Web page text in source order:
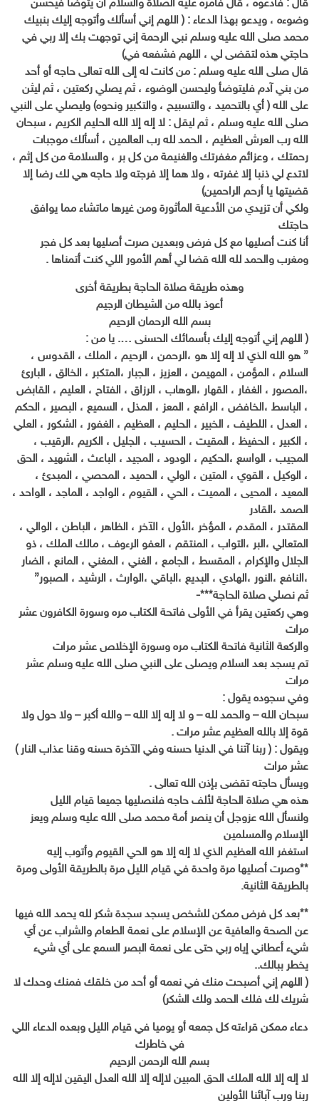
قال : فادعوه ، قال فأمره عليه الصلاة والسلام أن يتوضأ فيحسن
وضوءه ، ويدعو بهذا الدعاء : ( اللهم إني أسألك وأتوجه إليك بنبيك
محمد صلى الله عليه وسلم نبي الرحمة إني توجهت بك إلا ربي في
حاجتي هذه لتقضى لي ، اللهم فشفعه في)
قال صلى الله عليه وسلم : من كانت له إلى الله تعالى حاجه أو أحد
من بني آدم فليتوضأ وليحسن الوضوء ، ثم يصلي ركعتين ، ثم ليثن
على الله ( أي بالتحميد ، والتسبيح ، والتكبير ونحوه) وليصلي على النبي
صلى الله عليه وسلم ، ثم ليقل : لا إله إلا الله الحليم الكريم ، سبحان
الله رب العرش العظيم ، الحمد لله رب العالمين ، أسألك موجبات
رحمتك ، وعزائم مغفرتك والغنيمة من كل بر ، والسلامة من كل إثم ،
لاتدع لي ذنبا إلا غفرته ، ولا هما إلا فرجته ولا حاجه هي لك رضا إلا
قضيتها يا أرحم الراحمين)
ولكي أن تزيدي من الأدعية المأثورة ومن غيرها ماتشاء مما يوافق
حاجتك
أنا كنت أصليها مع كل فرض وبعدين صرت أصليها بعد كل فجر
ومغرب والحمد لله الله قضا لي أهم الأمور اللي كنت أتمناها .
وهذه طريقة صلاة الحاجة بطريقة أخرى
أعوذ بالله من الشيطان الرجيم
بسم الله الرحمان الرحيم
( اللهم إني أتوجه إليك بأسمائك الحسنى …. يا من :
” هو الله الذي لا إله إلا هو ،الرحمن ، الرحيم ، الملك ، القدوس ،
السلام ، المؤمن ، المهيمن ، العزيز ، الجبار ،المتكبر ، الخالق ، البارئ
،المصور ، الغفار ، القهار ،الوهاب ، الرزاق ، الفتاح ، العليم ، القابض
، الباسط ،الخافض ، الرافع ، المعز ، المذل ، السميع ، البصير ، الحكم
، العدل ، اللطيف ، الخبير ، الحليم ، العظيم ، الغفور ، الشكور ، العلي
، الكبير ، الحفيظ ، المقيت ، الحسيب ، الجليل ، الكريم ،الرقيب ،
المجيب ، الواسع ،الحكيم ، الودود ، المجيد ، الباعث ، الشهيد ، الحق
، الوكيل ، القوي ، المتين ، الولي ، الحميد ، المحصي ، المبدئ ،
المعيد ، المحيى ، المميت ، الحي ، القيوم ، الواجد ، الماجد ، الواحد ،
الصمد ،القادر
المقتدر ، المقدم ، المؤخر ،الأول ، الآخر ، الظاهر ، الباطن ، الوالي ،
المتعالي ،البر ،التواب ، المنتقم ، العفو الرءوف ، مالك الملك ، ذو
الجلال والإكرام ، المقسط ، الجامع ، الغني ، المغني ، المانع ، الضار
،النافع ،النور ،الهادي ، البديع ،الباقي ،الوارث ، الرشيد ، الصبور”
ثم نصلي صلاة الحاجة***-
وهي ركعتين يقرأ في الأولى فاتحة الكتاب مره وسورة الكافرون عشر
مرات
والركعة الثانية فاتحة الكتاب مره وسورة الإخلاص عشر مرات
تم يسجد بعد السلام ويصلى على النبي صلى الله عليه وسلم عشر
مرات
وفي سجوده يقول :
سبحان الله – والحمد لله – و لا إله إلا الله – والله أكبر – ولا حول ولا
قوة إلا بالله العظيم عشر مرات .
ويقول : ( ربنا آتنا في الدنيا حسنه وفي الآخرة حسنه وقنا عذاب النار )
عشر مرات
ويسأل حاجته تقضى بإذن الله تعالى .
هذه هي صلاة الحاجة لألف حاجه فلنصليها جميعا قيام الليل
ولنسأل الله عزوجل أن ينصر أمة محمد صلى الله عليه وسلم ويعز
الإسلام والمسلمين
استغفر الله العظيم الذي لا إله إلا هو الحي القيوم وأتوب إليه
**وصرت أصليها مرة واحدة في قيام الليل مرة بالطريقة الأولى ومرة
بالطريقة الثانية.
**بعد كل فرض ممكن للشخص يسجد سجدة شكر لله يحمد الله فيها
عن الصحة والعافية عن الإسلام على نعمة الطعام والشراب عن أي
شيء أعطاني إياه ربي حتى على نعمة البصر السمع على أي شيء
يخطر ببالك..
( اللهم إني أصبحت منك في نعمه أو أحد من خلقك فمنك وحدك لا
شريك لك فلك الحمد ولك الشكر)
دعاء ممكن قراءته كل جمعه أو يوميا في قيام الليل وبعده الدعاء اللي
في خاطرك
بسم الله الرحمن الرحيم
لا إله إلا الله الملك الحق المبين لاإله إلا الله العدل اليقين لاإله إلا الله
ربنا ورب آبائنا الأولين